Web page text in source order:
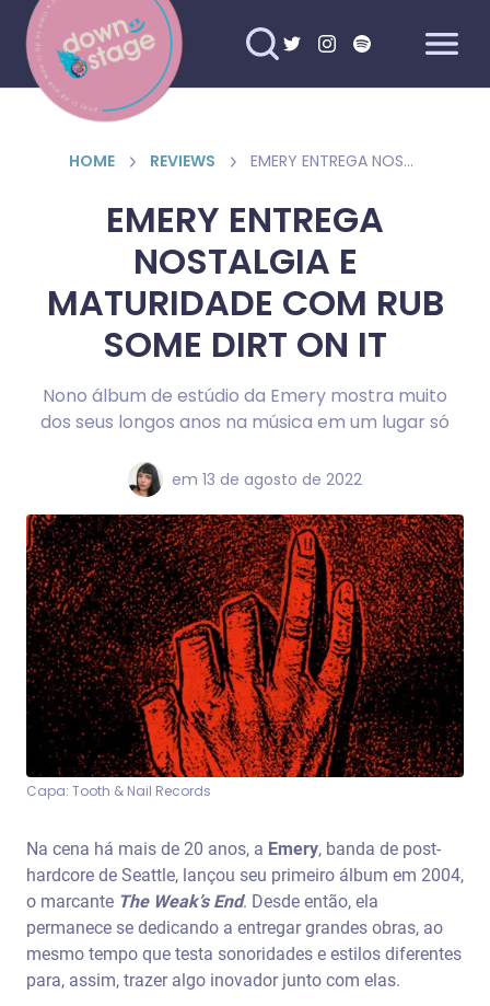
HOME REVIEWS EMERY ENTREGA NOSTALGIA E MATURIDADE COM RUB SOME DIRT ON IT
EMERY ENTREGA
NOSTALGIA E
MATURIDADE COM RUB
SOME DIRT ON IT
Nono álbum de estúdio da Emery mostra muito
dos seus longos anos na música em um lugar só
em 13 de agosto de 2022
Capa: Tooth & Nail Records
Na cena há mais de 20 anos, a Emery, banda de post-
hardcore de Seattle, lançou seu primeiro álbum em 2004,
o marcante The Weak’s End. Desde então, ela
permanece se dedicando a entregar grandes obras, ao
mesmo tempo que testa sonoridades e estilos diferentes
para, assim, trazer algo inovador junto com elas.